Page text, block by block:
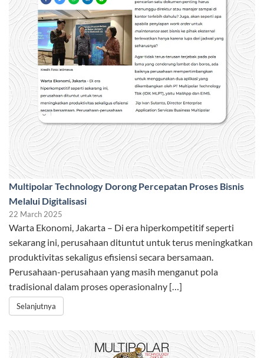
Multipolar Technology Dorong Percepatan Proses Bisnis
Melalui Digitalisasi
22 March 2025
Warta Ekonomi, Jakarta – Di era hiperkompetitif seperti
sekarang ini, perusahaan dituntut untuk terus meningkatkan
produktivitas sekaligus efisiensi secara bersamaan.
Perusahaan-perusahaan yang masih menganut pola
tradisional dalam proses operasionalny […]
Selanjutnya